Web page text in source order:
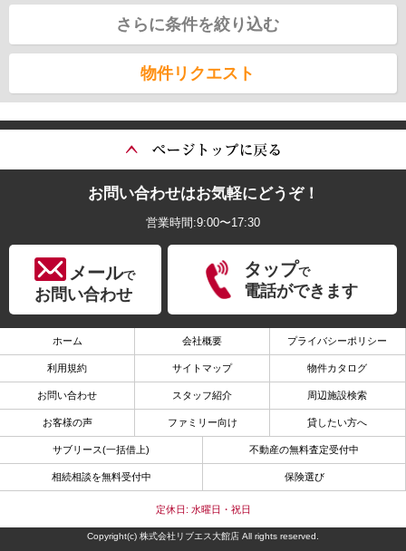
さらに条件を絞り込む
物件リクエスト
お問い合わせはお気軽にどうぞ！
営業時間:9:00〜17:30
メールで
お問い合わせ
タップで
電話ができます
ホーム 会社概要 プライバシーポリシー
利用規約 サイトマップ 物件カタログ
お問い合わせ スタッフ紹介 周辺施設検索
お客様の声 ファミリー向け 貸したい方へ
サブリース(一括借上) 不動産の無料査定受付中
相続相談を無料受付中 保険選び
定休日: 水曜日・祝日
Copyright(c) 株式会社リブエス大館店 All rights reserved.